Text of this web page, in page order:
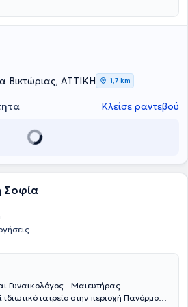
ΙΑΣΩ και ΜΗΤΕΡΑ. Τέλος, είναι μέλος του
και της Ιατρικής Εταιρείας Υπερήχων.
Βικτώριας, ΑΤΤΙΚΗ 1,7 km
Κλείσε ραντεβού
Γυναικολόγος - Μαιευτήρας -
ιατρείο στην περιοχή Πανόρμου